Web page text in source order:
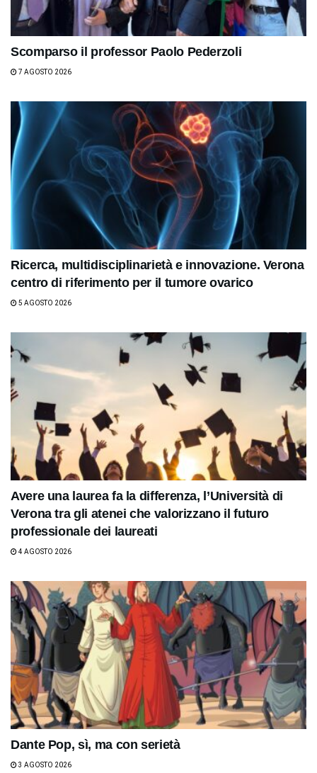
Scomparso il professor Paolo Pederzoli
7 AGOSTO 2026
Ricerca, multidisciplinarietà e innovazione. Verona
centro di riferimento per il tumore ovarico
5 AGOSTO 2026
Avere una laurea fa la differenza, l’Università di
Verona tra gli atenei che valorizzano il futuro
professionale dei laureati
4 AGOSTO 2026
Dante Pop, sì, ma con serietà
3 AGOSTO 2026